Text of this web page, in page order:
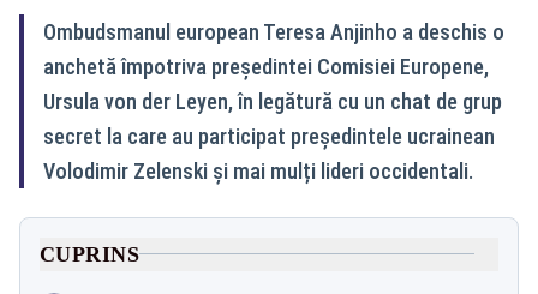
Ombudsmanul european Teresa Anjinho a deschis o
anchetă împotriva președintei Comisiei Europene,
Ursula von der Leyen, în legătură cu un chat de grup
secret la care au participat președintele ucrainean
Volodimir Zelenski și mai mulți lideri occidentali.
CUPRINS